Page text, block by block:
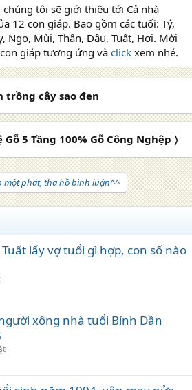
tôi sẽ giới thiệu tới Cả nhà
12 con giáp. Bao gồm các tuổi: Tý,
Ngọ, Mùi, Thân, Dậu, Tuất, Hợi. Mời
giáp tương ứng và click xem nhé.
trồng cây sao đen
Gỗ 5 Tầng 100% Gỗ Công Nghệp 〉
một phát, tha hồ bình luận^^
lấy vợ tuổi gì hợp, con số nào
xông nhà tuổi Bính Dần